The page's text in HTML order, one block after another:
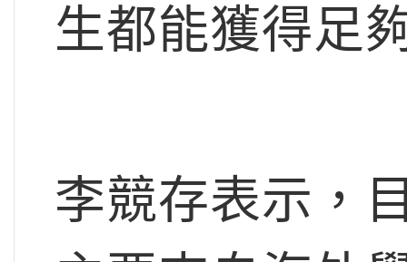
生都能獲得足
李競存表示，